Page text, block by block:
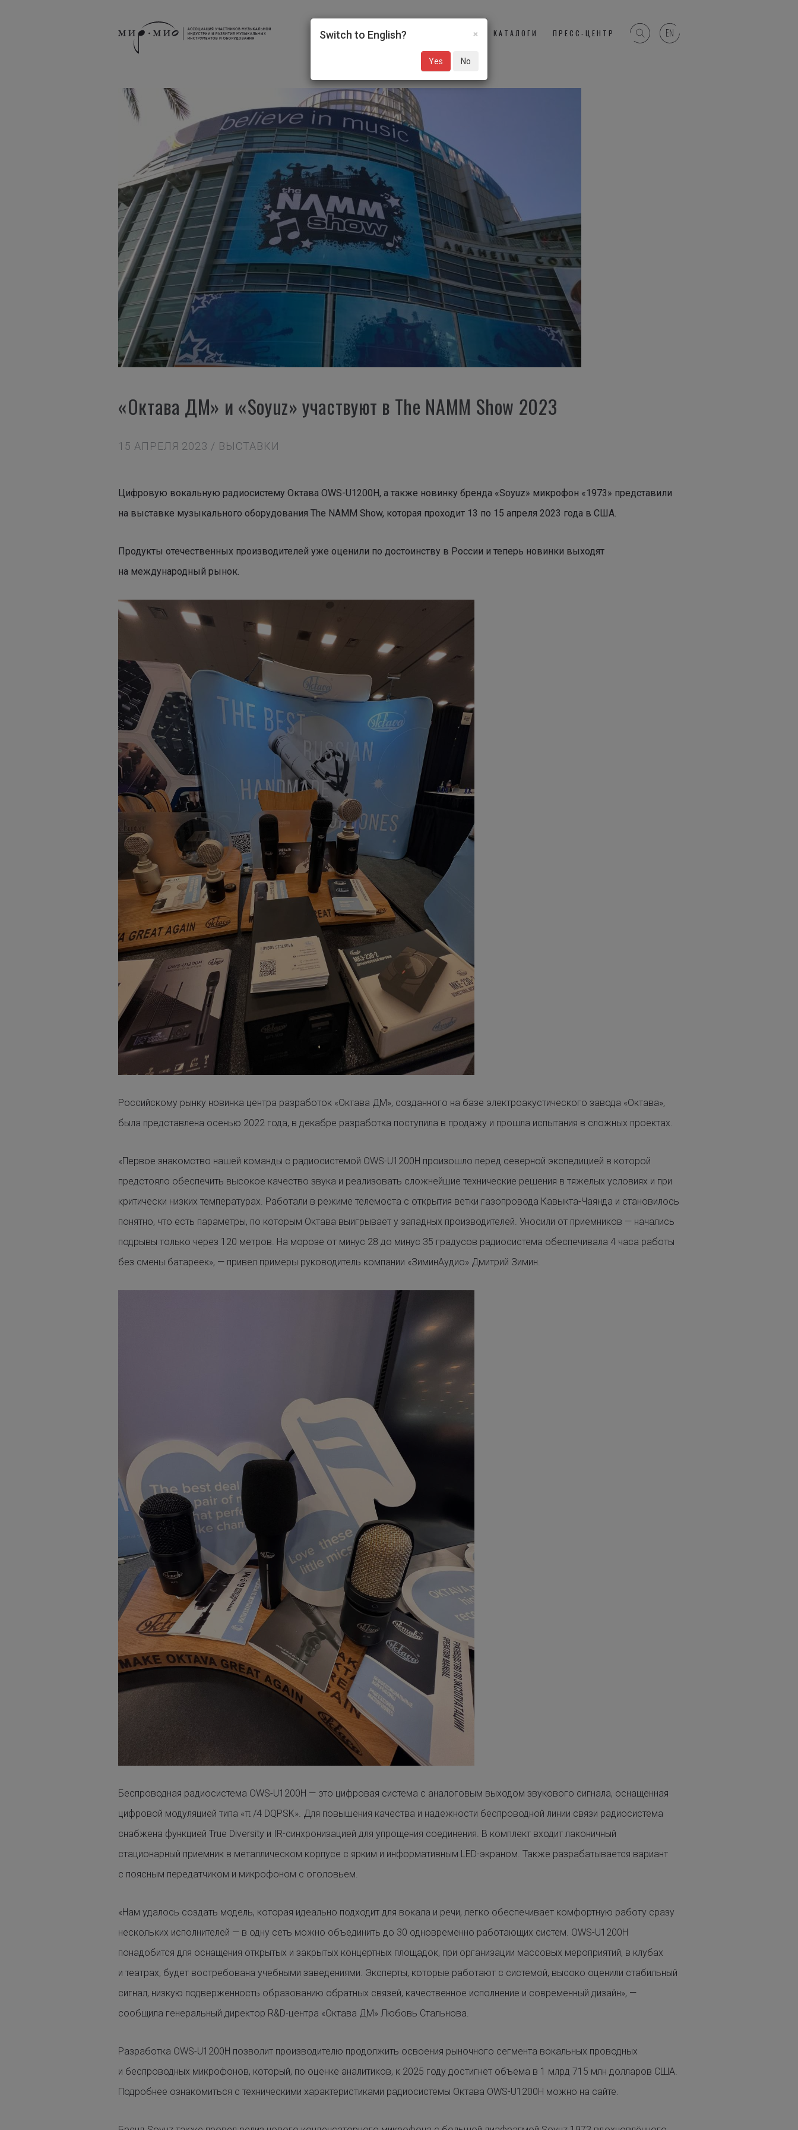
О НАС УЧАСТНИКИ КАТАЛОГИ ПРЕСС-ЦЕНТР
«Октава ДМ» и «Soyuz» участвуют в The NAMM Show 2023
15 АПРЕЛЯ 2023 / ВЫСТАВКИ
Цифровую вокальную радиосистему Октава OWS-U1200H, а также новинку бренда «Soyuz» микрофон «1973» представили
на выставке музыкального оборудования The NAMM Show, которая проходит 13 по 15 апреля 2023 года в США.
Продукты отечественных производителей уже оценили по достоинству в России и теперь новинки выходят
на международный рынок.
Российскому рынку новинка центра разработок «Октава ДМ», созданного на базе электроакустического завода «Октава»,
была представлена осенью 2022 года, в декабре разработка поступила в продажу и прошла испытания в сложных проектах.
«Первое знакомство нашей команды с радиосистемой OWS-U1200H произошло перед северной экспедицией в которой
предстояло обеспечить высокое качество звука и реализовать сложнейшие технические решения в тяжелых условиях и при
критически низких температурах. Работали в режиме телемоста с открытия ветки газопровода Кавыкта-Чаянда и становилось
понятно, что есть параметры, по которым Октава выигрывает у западных производителей. Уносили от приемников — начались
подрывы только через 120 метров. На морозе от минус 28 до минус 35 градусов радиосистема обеспечивала 4 часа работы
без смены батареек», — привел примеры руководитель компании «ЗиминАудио» Дмитрий Зимин.
Беспроводная радиосистема OWS-U1200H — это цифровая система с аналоговым выходом звукового сигнала, оснащенная
цифровой модуляцией типа «π /4 DQPSK». Для повышения качества и надежности беспроводной линии связи радиосистема
снабжена функцией True Diversity и IR-синхронизацией для упрощения соединения. В комплект входит лаконичный
стационарный приемник в металлическом корпусе с ярким и информативным LED-экраном. Также разрабатывается вариант
с поясным передатчиком и микрофоном с оголовьем.
«Нам удалось создать модель, которая идеально подходит для вокала и речи, легко обеспечивает комфортную работу сразу
нескольких исполнителей — в одну сеть можно объединить до 30 одновременно работающих систем. OWS-U1200H
понадобится для оснащения открытых и закрытых концертных площадок, при организации массовых мероприятий, в клубах
и театрах, будет востребована учебными заведениями. Эксперты, которые работают с системой, высоко оценили стабильный
сигнал, низкую подверженность образованию обратных связей, качественное исполнение и современный дизайн», —
сообщила генеральный директор R&D-центра «Октава ДМ» Любовь Стальнова.
Разработка OWS-U1200H позволит производителю продолжить освоения рыночного сегмента вокальных проводных
и беспроводных микрофонов, который, по оценке аналитиков, к 2025 году достигнет объема в 1 млрд 715 млн долларов США.
Подробнее ознакомиться с техническими характеристиками радиосистемы Октава OWS-U1200H можно на сайте.
×
Switch to English?
Yes No